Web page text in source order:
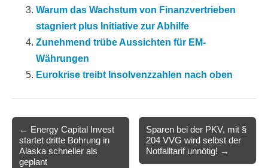
Warum das Wachstum von Finanzvertrieben
stagniert plus Initiative zur Abhilfe
Zunehmend trübe Aussichten für EM-
Währungen
Eurokrise treibt Insolvenzzahlen nach oben
navigation
← Energy Capital Invest
startet dritte Bohrung in
Alaska schneller als
geplant
Sparen bei der PKV, mit §
204 VVG wird selbst der
Notfalltarif unnötig! →